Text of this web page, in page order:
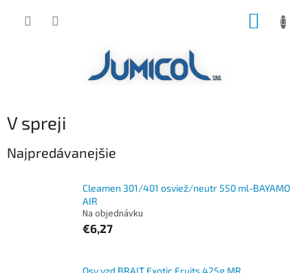
V spreji
Najpredávanejšie
Cleamen 301/401 osviež/neutr 550 ml-BAYAMO
AIR
Na objednávku
€6,27
Osv vzd BRAIT Exotic Fruits 425g MR